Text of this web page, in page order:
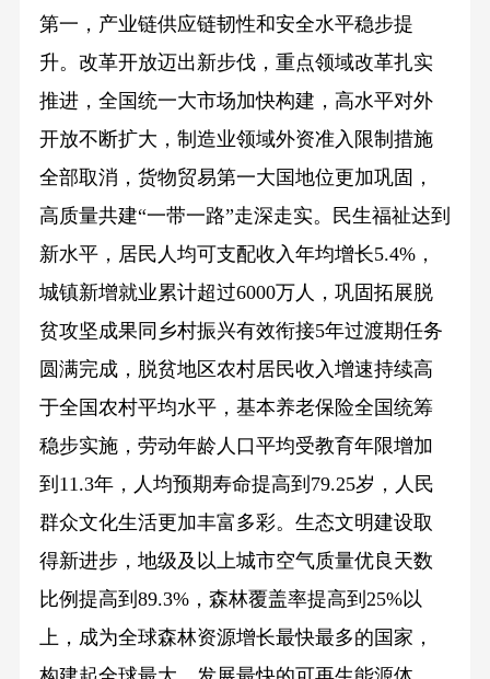
第一，产业链供应链韧性和安全水平稳步提
升。改革开放迈出新步伐，重点领域改革扎实
推进，全国统一大市场加快构建，高水平对外
开放不断扩大，制造业领域外资准入限制措施
全部取消，货物贸易第一大国地位更加巩固，
高质量共建“一带一路”走深走实。民生福祉达到
新水平，居民人均可支配收入年均增长5.4%，
城镇新增就业累计超过6000万人，巩固拓展脱
贫攻坚成果同乡村振兴有效衔接5年过渡期任务
圆满完成，脱贫地区农村居民收入增速持续高
于全国农村平均水平，基本养老保险全国统筹
稳步实施，劳动年龄人口平均受教育年限增加
到11.3年，人均预期寿命提高到79.25岁，人民
群众文化生活更加丰富多彩。生态文明建设取
得新进步，地级及以上城市空气质量优良天数
比例提高到89.3%，森林覆盖率提高到25%以
上，成为全球森林资源增长最快最多的国家，